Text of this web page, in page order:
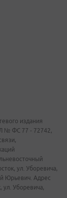
издания
№ ФС 77 - 72742,
ул. Уборевича,
Юрьевич. Адрес
ул. Уборевича,